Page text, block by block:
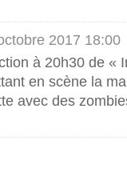
2017
à 20h30 de «
en scène la
avec des